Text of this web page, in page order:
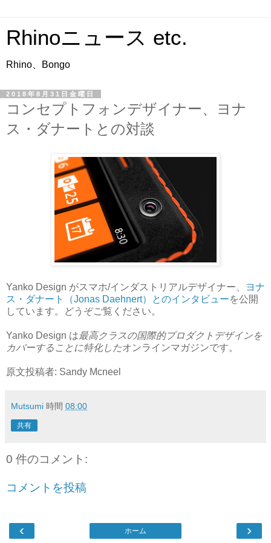
Rhinoニュース etc.
Rhino、Bongo
2018年8月31日金曜日
コンセプトフォンデザイナー、ヨナ
ス・ダナートとの対談
Yanko Design がスマホ/インダストリアルデザイナー、
ヨナ
ス・ダナート（Jonas Daehnert）とのインタビューを公開
しています。どうぞご覧ください。
Yanko Design は最高クラスの国際的プロダクトデザインを
カバーすることに特化したオンラインマガジンです。
原文投稿者: Sandy Mcneel
Mutsumi 時間 08:00
共有
0 件のコメント:
コメントを投稿
‹ ›
ホーム